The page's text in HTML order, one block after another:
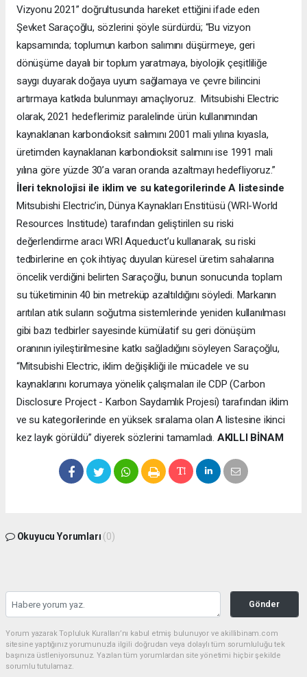
Vizyonu 2021” doğrultusunda hareket ettiğini ifade eden
Şevket Saraçoğlu, sözlerini şöyle sürdürdü; “Bu vizyon
kapsamında; toplumun karbon salımını düşürmeye, geri
dönüşüme dayalı bir toplum yaratmaya, biyolojik çeşitliliğe
saygı duyarak doğaya uyum sağlamaya ve çevre bilincini
artırmaya katkıda bulunmayı amaçlıyoruz. Mitsubishi Electric
olarak, 2021 hedeflerimiz paralelinde ürün kullanımından
kaynaklanan karbondioksit salımını 2001 mali yılına kıyasla,
üretimden kaynaklanan karbondioksit salımını ise 1991 mali
yılına göre yüzde 30’a varan oranda azaltmayı hedefliyoruz.”
İleri teknolojisi ile iklim ve su kategorilerinde A listesinde
Mitsubishi Electric’in, Dünya Kaynakları Enstitüsü (WRI-World
Resources Institude) tarafından geliştirilen su riski
değerlendirme aracı WRI Aqueduct’u kullanarak, su riski
tedbirlerine en çok ihtiyaç duyulan küresel üretim sahalarına
öncelik verdiğini belirten Saraçoğlu, bunun sonucunda toplam
su tüketiminin 40 bin metreküp azaltıldığını söyledi. Markanın
arıtılan atık suların soğutma sistemlerinde yeniden kullanılması
gibi bazı tedbirler sayesinde kümülatif su geri dönüşüm
oranının iyileştirilmesine katkı sağladığını söyleyen Saraçoğlu,
“Mitsubishi Electric, iklim değişikliği ile mücadele ve su
kaynaklarını korumaya yönelik çalışmaları ile CDP (Carbon
Disclosure Project - Karbon Saydamlık Projesi) tarafından iklim
ve su kategorilerinde en yüksek sıralama olan A listesine ikinci
kez layık görüldü” diyerek sözlerini tamamladı. AKILLI BİNAM
Okuyucu Yorumları (0)
Gönder
Yorum yazarak Topluluk Kuralları’nı kabul etmiş bulunuyor ve akillibinam.com
sitesine yaptığınız yorumunuzla ilgili doğrudan veya dolaylı tüm sorumluluğu tek
başınıza üstleniyorsunuz. Yazılan tüm yorumlardan site yönetimi hiçbir şekilde
sorumlu tutulamaz.